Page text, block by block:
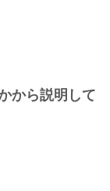
から説明して